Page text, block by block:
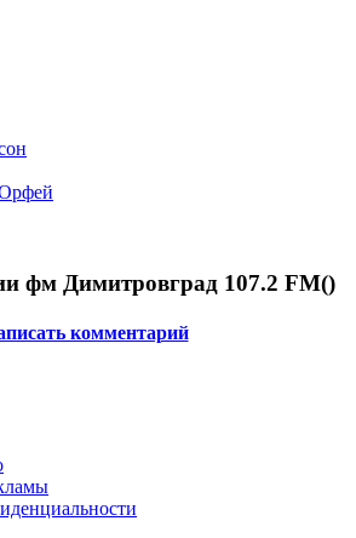
фм Димитровград 107.2 FM()
комментарий